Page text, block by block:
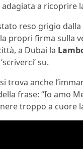
a ricoprire
reso grigio
propri firma sulla
a Dubai la
su.
trova anche
frase: “Io amo
troppo a cuore